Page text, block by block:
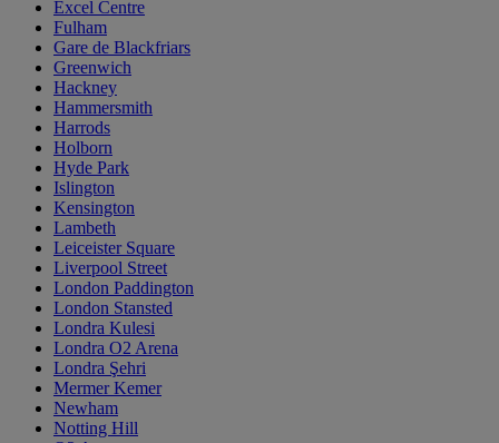
Excel Centre
Fulham
Gare de Blackfriars
Greenwich
Hackney
Hammersmith
Harrods
Holborn
Hyde Park
Islington
Kensington
Lambeth
Leiceister Square
Liverpool Street
London Paddington
London Stansted
Londra Kulesi
Londra O2 Arena
Londra Şehri
Mermer Kemer
Newham
Notting Hill